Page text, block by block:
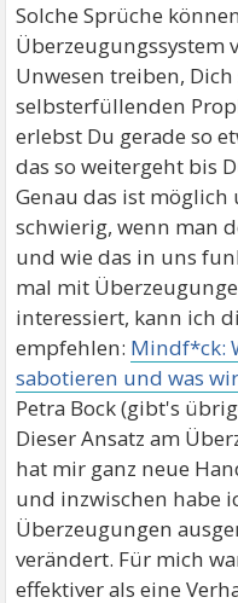
Solche Sprüche
Unwesen treiben,
selbsterfüllenden
erlebst Du gerade so
das so weitergeht bis
Genau das ist
schwierig, wenn man
und wie das in uns
mal mit
interessiert, kann ich
empfehlen: Mindf*ck:
sabotieren und was
Petra Bock (gibt's
Dieser Ansatz am
hat mir ganz neue
und inzwischen habe
Überzeugungen
verändert. Für mich
effektiver als eine